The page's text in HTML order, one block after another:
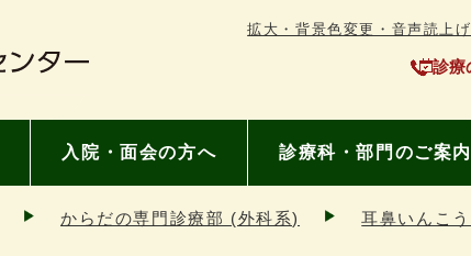
拡大・背景色変更・音声読上げ
診療
入院・面会の方へ 診療科・部門のご案内
からだの専門診療部 (外科系) 耳鼻いんこ